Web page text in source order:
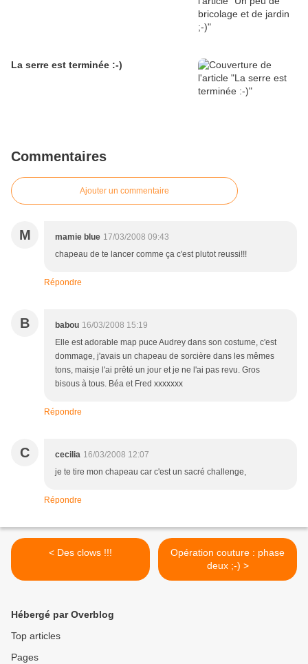
La serre est terminée :-)
Commentaires
Ajouter un commentaire
M mamie blue 17/03/2008 09:43
chapeau de te lancer comme ça c'est plutot reussi!!!
Répondre
B babou 16/03/2008 15:19
Elle est adorable map puce Audrey dans son costume, c'est
dommage, j'avais un chapeau de sorcière dans les mêmes
tons, maisje l'ai prêté un jour et je ne l'ai pas revu. Gros
bisous à tous. Béa et Fred xxxxxxx
Répondre
C cecilia 16/03/2008 12:07
je te tire mon chapeau car c'est un sacré challenge,
Répondre
< Des clows !!!
Opération couture : phase
deux ;-) >
Hébergé par Overblog
Top articles
Pages